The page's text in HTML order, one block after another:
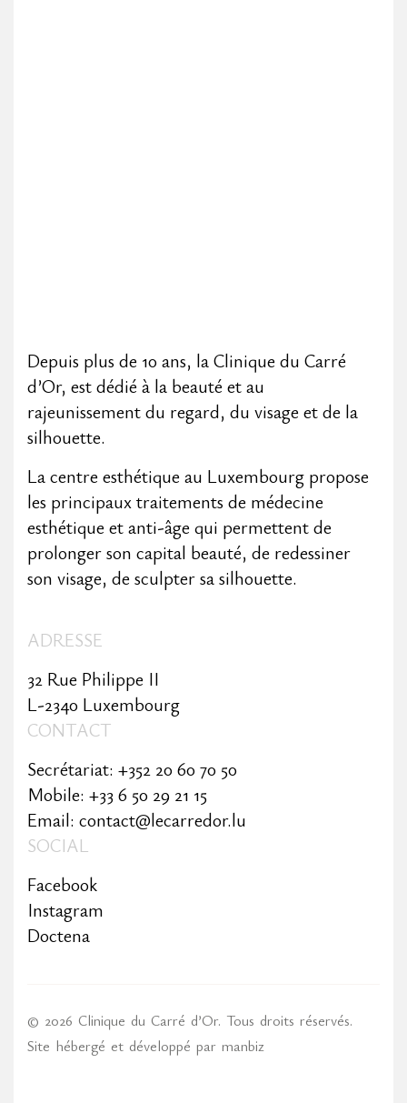
Depuis plus de 10 ans, la Clinique du Carré
d’Or, est dédié à la beauté et au
rajeunissement du regard, du visage et de la
silhouette.
La centre esthétique au Luxembourg propose
les principaux traitements de médecine
esthétique et anti-âge qui permettent de
prolonger son capital beauté, de redessiner
son visage, de sculpter sa silhouette.
ADRESSE
32 Rue Philippe II
L-2340 Luxembourg
CONTACT
Secrétariat: +352 20 60 70 50
Mobile: +33 6 50 29 21 15
Email: contact@lecarredor.lu
SOCIAL
Facebook
Instagram
Doctena
© 2026 Clinique du Carré d’Or. Tous droits réservés.
Site hébergé et développé par manbiz